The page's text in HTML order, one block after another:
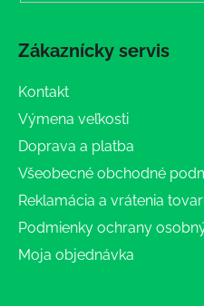
Zákaznícky servis
Kontakt
Výmena veľkosti
Doprava a platba
Všeobecné obchodné
Reklamácia a vrátenia
Podmienky ochrany
Moja objednávka